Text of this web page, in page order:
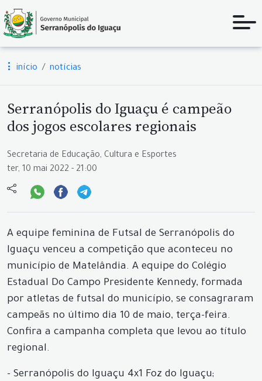
início notícias
Serranópolis do Iguaçu é campeão
dos jogos escolares regionais
Secretaria de Educação, Cultura e Esportes
ter, 10 mai 2022 - 21:00
A equipe feminina de Futsal de Serranópolis do
Iguaçu venceu a competição que aconteceu no
município de Matelândia. A equipe do Colégio
Estadual Do Campo Presidente Kennedy, formada
por atletas de futsal do município, se consagraram
campeãs no último dia 10 de maio, terça-feira.
Confira a campanha completa que levou ao título
regional.
- Serranópolis do Iguaçu 4x1 Foz do Iguaçu;